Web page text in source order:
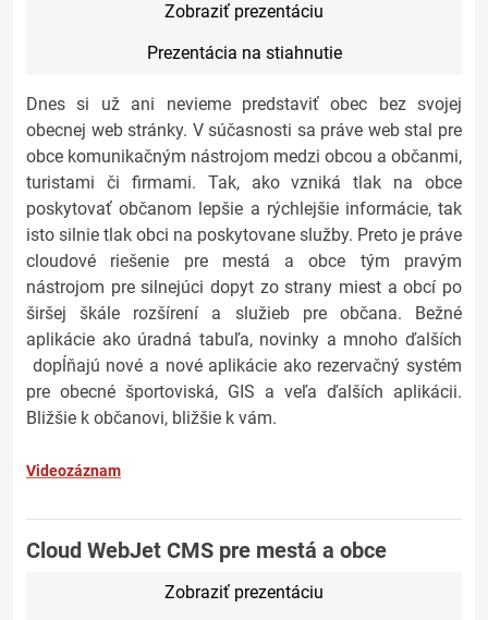
Zobraziť prezentáciu
Prezentácia na stiahnutie
Dnes si už ani nevieme predstaviť obec bez svojej
obecnej web stránky. V súčasnosti sa práve web stal pre
obce komunikačným nástrojom medzi obcou a občanmi,
turistami či firmami. Tak, ako vzniká tlak na obce
poskytovať občanom lepšie a rýchlejšie informácie, tak
isto silnie tlak obci na poskytovane služby. Preto je práve
cloudové riešenie pre mestá a obce tým pravým
nástrojom pre silnejúci dopyt zo strany miest a obcí po
širšej škále rozšírení a služieb pre občana. Bežné
aplikácie ako úradná tabuľa, novinky a mnoho ďalších
dopĺňajú nové a nové aplikácie ako rezervačný systém
pre obecné športoviská, GIS a veľa ďalších aplikácii.
Bližšie k občanovi, bližšie k vám.
Videozáznam
Cloud WebJet CMS pre mestá a obce
Zobraziť prezentáciu